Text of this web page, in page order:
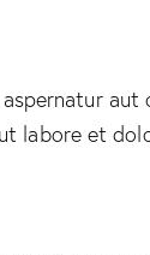
aut
labore et